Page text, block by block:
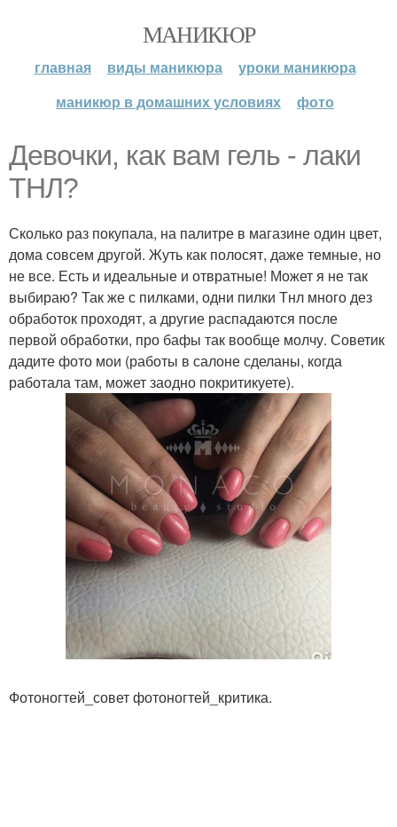
МАНИКЮР
главная виды маникюра
уроки маникюра
маникюр в домашних условиях
фото
Девочки, как вам гель - лаки
ТНЛ?
Сколько раз покупала, на палитре в магазине один цвет,
дома совсем другой. Жуть как полосят, даже темные, но
не все. Есть и идеальные и отвратные! Может я не так
выбираю? Так же с пилками, одни пилки Тнл много дез
обработок проходят, а другие распадаются после
первой обработки, про бафы так вообще молчу. Советик
дадите фото мои (работы в салоне сделаны, когда
работала там, может заодно покритикуете).
Фотоногтей_совет фотоногтей_критика.